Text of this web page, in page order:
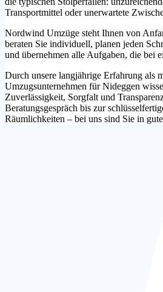
Transportmittel oder unerwartete
Nordwind Umzüge steht Ihnen von
beraten Sie individuell, planen jeden
und übernehmen alle Aufgaben, die bei
Durch unsere langjährige Erfahrung als
Umzugsunternehmen für Nideggen
Zuverlässigkeit, Sorgfalt und
Beratungsgespräch bis zur
Räumlichkeiten – bei uns sind Sie in